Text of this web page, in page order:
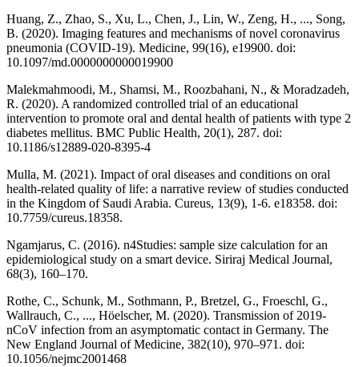
Huang, Z., Zhao, S., Xu, L., Chen, J., Lin, W., Zeng, H., ..., Song,
B. (2020). Imaging features and mechanisms of novel coronavirus
pneumonia (COVID-19). Medicine, 99(16), e19900. doi:
10.1097/md.0000000000019900
Malekmahmoodi, M., Shamsi, M., Roozbahani, N., & Moradzadeh,
R. (2020). A randomized controlled trial of an educational
intervention to promote oral and dental health of patients with type 2
diabetes mellitus. BMC Public Health, 20(1), 287. doi:
10.1186/s12889-020-8395-4
Mulla, M. (2021). Impact of oral diseases and conditions on oral
health-related quality of life: a narrative review of studies conducted
in the Kingdom of Saudi Arabia. Cureus, 13(9), 1-6. e18358. doi:
10.7759/cureus.18358.
Ngamjarus, C. (2016). n4Studies: sample size calculation for an
epidemiological study on a smart device. Siriraj Medical Journal,
68(3), 160–170.
Rothe, C., Schunk, M., Sothmann, P., Bretzel, G., Froeschl, G.,
Wallrauch, C., ..., Höelscher, M. (2020). Transmission of 2019-
nCoV infection from an asymptomatic contact in Germany. The
New England Journal of Medicine, 382(10), 970–971. doi:
10.1056/nejmc2001468